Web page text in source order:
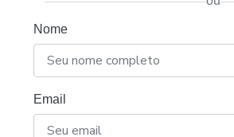
Nome
Email